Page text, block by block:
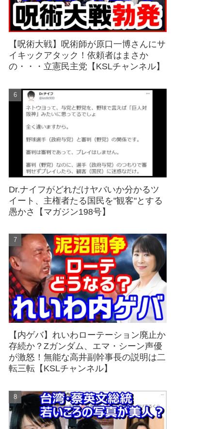
【呪術大戦】呪術師が原口一博さんにサ
イキックアタック！依頼者はまさか
の・・・立憲民主党【KSLチャンネル】
Dr.ナイフがどれだけヤバいか分かるツ
イート、主権者たる国民を"観客"とする
愚かさ【マガジン198号】
【内ゲバ】れいわローテーション廃止か
存続か？Zガンダム、エマ・シーン声優
が激怒！無能な高井副幹事長の説明は二
転三転【KSLチャンネル】